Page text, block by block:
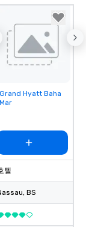
Removed from
favorites
Grand Hyatt Baha
Mar
텔
, BS